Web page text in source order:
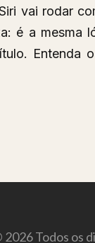
vai rodar
é a mesma
Entenda
Todos os